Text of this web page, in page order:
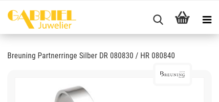
Breuning Partnerringe Silber DR 080830 / HR 080840